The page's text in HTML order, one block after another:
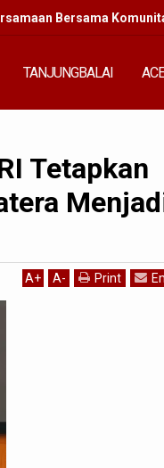
Bersama
TANJUNGBALAI
Tetapkan
A+ A- Print